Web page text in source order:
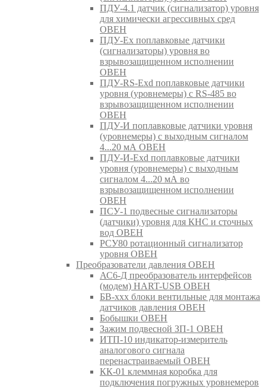
ПДУ-4.1 датчик (сигнализатор) уровня
для химически агрессивных сред
ОВЕН
ПДУ-Ex поплавковые датчики
(сигнализаторы) уровня во
взрывозащищенном исполнении
ОВЕН
ПДУ-RS-Exd поплавковые датчики
уровня (уровнемеры) с RS-485 во
взрывозащищенном исполнении
ОВЕН
ПДУ-И поплавковые датчики уровня
(уровнемеры) с выходным сигналом
4...20 мА ОВЕН
ПДУ-И-Exd поплавковые датчики
уровня (уровнемеры) с выходным
сигналом 4...20 мА во
взрывозащищенном исполнении
ОВЕН
ПСУ-1 подвесные сигнализаторы
(датчики) уровня для КНС и сточных
вод ОВЕН
РСУ80 ротационный сигнализатор
уровня ОВЕН
Преобразователи давления ОВЕН
АС6-Д преобразователь интерфейсов
(модем) HART-USB ОВЕН
БВ-ххх блоки вентильные для монтажа
датчиков давления ОВЕН
Бобышки ОВЕН
Зажим подвесной ЗП-1 ОВЕН
ИТП-10 индикатор-измеритель
аналогового сигнала
перенастраиваемый ОВЕН
КК-01 клеммная коробка для
подключения погружных уровнемеров